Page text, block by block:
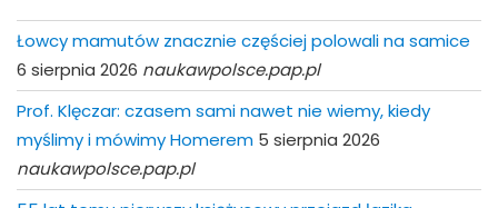
Łowcy mamutów znacznie częściej polowali na samice
6 sierpnia 2026 naukawpolsce.pap.pl
Prof. Klęczar: czasem sami nawet nie wiemy, kiedy
myślimy i mówimy Homerem 5 sierpnia 2026
naukawpolsce.pap.pl